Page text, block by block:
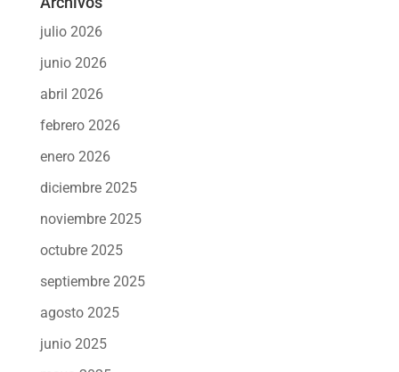
julio 2026
junio 2026
abril 2026
febrero 2026
enero 2026
diciembre 2025
noviembre 2025
octubre 2025
septiembre 2025
agosto 2025
junio 2025